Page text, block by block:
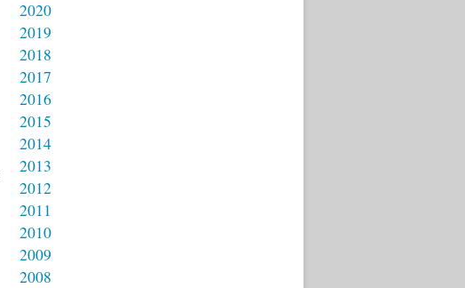
2020
2019
2018
2017
2016
2015
2014
2013
2012
2011
2010
2009
2008